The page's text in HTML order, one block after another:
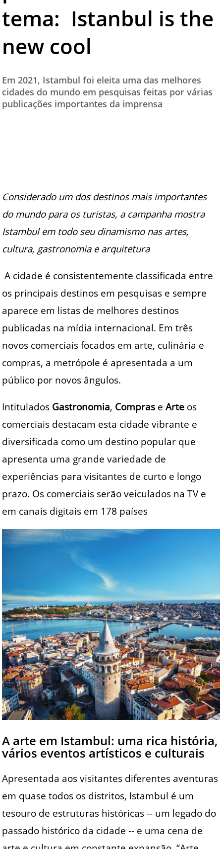
TESTADO E APROVADO
CONTATO
tema: Istanbul is the
new cool
Em 2021, Istambul foi eleita uma das melhores
cidades do mundo em pesquisas feitas por várias
publicações importantes da imprensa
Considerado um dos destinos mais importantes
do mundo para os turistas, a campanha mostra
Istambul em todo seu dinamismo nas artes,
cultura, gastronomia e arquitetura
A cidade é consistentemente classificada entre
os principais destinos em pesquisas e sempre
aparece em listas de melhores destinos
publicadas na mídia internacional. Em três
novos comerciais focados em arte, culinária e
compras, a metrópole é apresentada a um
público por novos ângulos.
Intitulados Gastronomia, Compras eArte os
comerciais destacam esta cidade vibrante e
diversificada como um destino popular que
apresenta uma grande variedade de
experiências para visitantes de curto e longo
prazo. Os comerciais serão veiculados na TV e
em canais digitais em 178 países
A arte em Istambul: uma rica história,
vários eventos artísticos e culturais
Apresentada aos visitantes diferentes aventuras
em quase todos os distritos, Istambul é um
tesouro de estruturas históricas -- um legado do
passado histórico da cidade -- e uma cena de